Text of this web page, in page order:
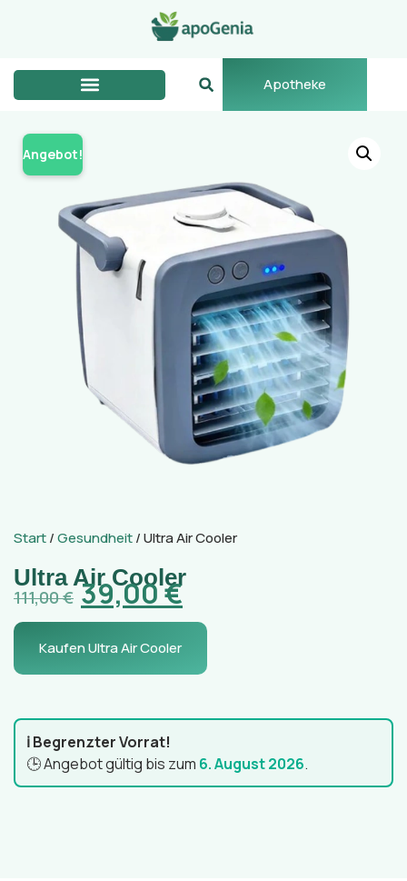
Apotheke
Angebot!
Start/Gesundheit/ Ultra Air Cooler
Ultra Air Cooler
111,00€ 39,00€
Kaufen Ultra Air Cooler
ℹ️ Begrenzter Vorrat!
🕒 Angebot gültig bis zum 6. August 2026.